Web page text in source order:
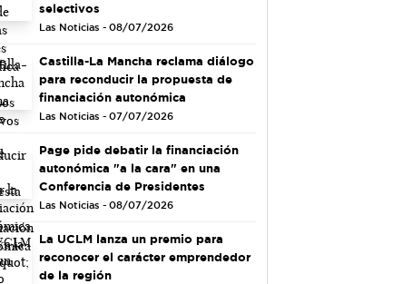
selectivos
Las Noticias - 08/07/2026
Castilla-La Mancha reclama diálogo
para reconducir la propuesta de
financiación autonómica
Las Noticias - 07/07/2026
Page pide debatir la financiación
autonómica "a la cara" en una
Conferencia de Presidentes
Las Noticias - 08/07/2026
La UCLM lanza un premio para
reconocer el carácter emprendedor
de la región